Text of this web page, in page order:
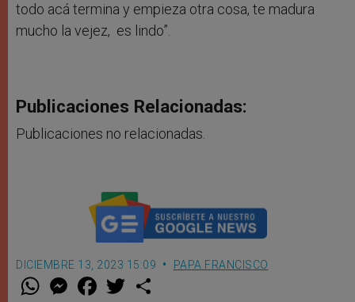
todo acá termina y empieza otra cosa, te madura
mucho la vejez, es lindo”.
Publicaciones Relacionadas:
Publicaciones no relacionadas.
DICIEMBRE 13, 2023 15:09 PAPA FRANCISCO
W M
e
F
a w